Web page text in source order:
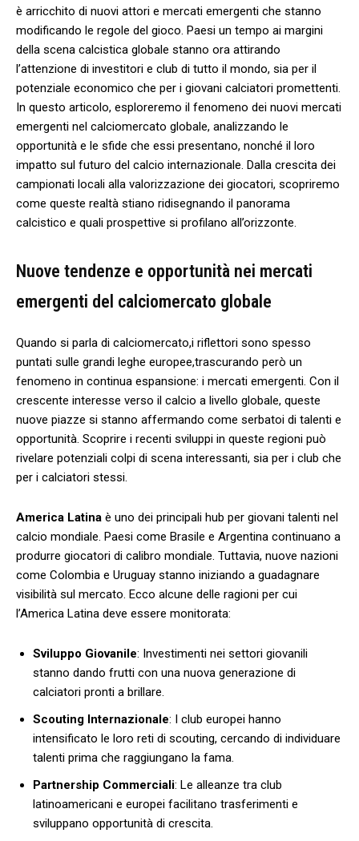
è arricchito di nuovi‌ attori⁢ e mercati ‌emergenti che stanno
modificando​ le regole del gioco. Paesi un tempo ai margini
della ‌scena calcistica globale stanno ora attirando
l’attenzione di investitori e club di tutto il ‍mondo, sia ​per ⁢il
potenziale economico che per i giovani calciatori promettenti.
In questo articolo, esploreremo ​il ‌fenomeno dei nuovi mercati
emergenti nel calciomercato globale, analizzando le
opportunità ​e le sfide che essi presentano, nonché il loro
impatto sul‌ futuro⁢ del calcio internazionale. Dalla crescita dei
campionati locali alla valorizzazione dei giocatori, scopriremo
come ​queste‍ realtà stiano ridisegnando il panorama
calcistico e quali prospettive si profilano all’orizzonte.
Nuove tendenze e opportunità​ nei mercati
emergenti del calciomercato⁢ globale
Quando si parla di calciomercato,i riflettori sono spesso
puntati sulle grandi leghe⁢ europee,trascurando però un
fenomeno in continua espansione: i mercati emergenti.‍ Con il
crescente interesse verso il calcio ​a ‍livello globale, queste
‌nuove piazze si stanno affermando come serbatoi di talenti e
opportunità. Scoprire i recenti sviluppi ⁢in queste regioni può
⁢rivelare potenziali colpi di scena interessanti, sia per⁢ i club che
per i calciatori stessi.
America Latina è uno dei principali hub ​per giovani talenti nel
calcio mondiale. Paesi come Brasile e ⁤Argentina continuano a
produrre‍ giocatori di calibro mondiale. Tuttavia, nuove nazioni
come‍ Colombia e Uruguay stanno iniziando a guadagnare
visibilità sul mercato. ​Ecco alcune delle ragioni⁣ per cui
l’America Latina deve essere monitorata:
Sviluppo Giovanile:‌ Investimenti nei settori giovanili⁤
stanno dando frutti con una nuova generazione di
calciatori‍ pronti a brillare.
Scouting⁢ Internazionale: I club europei hanno
intensificato le loro reti di scouting, cercando di individuare
talenti prima che raggiungano la fama.
Partnership Commerciali: Le alleanze tra club
⁣latinoamericani ​e europei facilitano trasferimenti e
sviluppano opportunità di crescita.